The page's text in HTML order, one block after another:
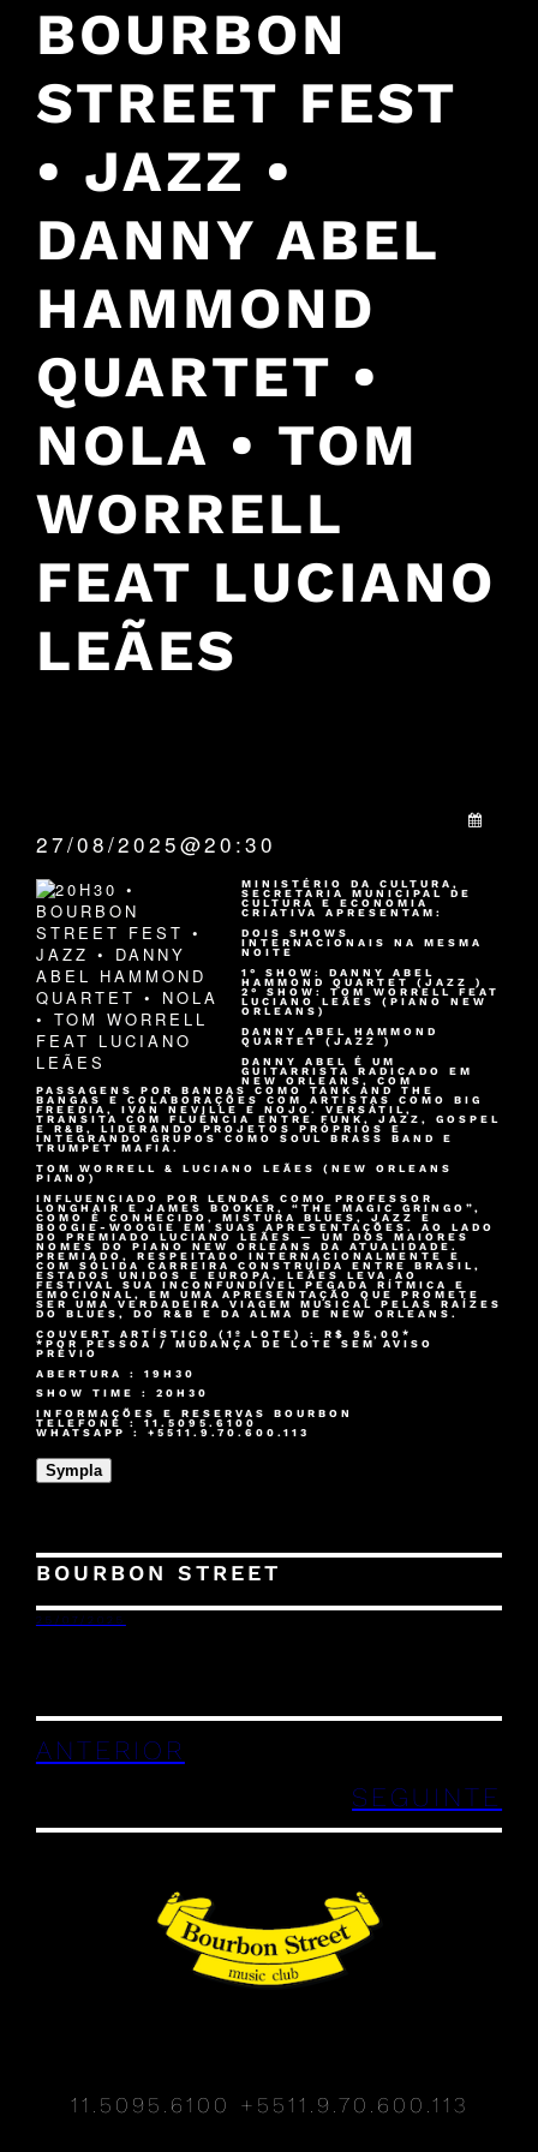
BOURBON
STREET FEST
• JAZZ •
DANNY ABEL
HAMMOND
QUARTET •
NOLA • TOM
WORRELL
FEAT LUCIANO
LEÃES
27/08/2025@20:30
MINISTÉRIO DA CULTURA,
SECRETARIA MUNICIPAL DE
CULTURA E ECONOMIA
CRIATIVA APRESENTAM:
DOIS SHOWS
INTERNACIONAIS NA MESMA
NOITE
1° SHOW: DANNY ABEL
HAMMOND QUARTET (JAZZ )
2° SHOW: TOM WORRELL FEAT
LUCIANO LEÃES (PIANO NEW
ORLEANS)
DANNY ABEL HAMMOND
QUARTET (JAZZ )
DANNY ABEL É UM
GUITARRISTA RADICADO EM
NEW ORLEANS, COM
PASSAGENS POR BANDAS COMO TANK AND THE
BANGAS E COLABORAÇÕES COM ARTISTAS COMO BIG
FREEDIA, IVAN NEVILLE E NOJO. VERSÁTIL,
TRANSITA COM FLUÊNCIA ENTRE FUNK, JAZZ, GOSPEL
E R&B, LIDERANDO PROJETOS PRÓPRIOS E
INTEGRANDO GRUPOS COMO SOUL BRASS BAND E
TRUMPET MAFIA.
TOM WORRELL & LUCIANO LEÃES (NEW ORLEANS
PIANO)
INFLUENCIADO POR LENDAS COMO PROFESSOR
LONGHAIR E JAMES BOOKER, “THE MAGIC GRINGO”,
COMO É CONHECIDO, MISTURA BLUES, JAZZ E
BOOGIE-WOOGIE EM SUAS APRESENTAÇÕES. AO LADO
DO PREMIADO LUCIANO LEÃES — UM DOS MAIORES
NOMES DO PIANO NEW ORLEANS DA ATUALIDADE.
PREMIADO, RESPEITADO INTERNACIONALMENTE E
COM SÓLIDA CARREIRA CONSTRUÍDA ENTRE BRASIL,
ESTADOS UNIDOS E EUROPA, LEÃES LEVA AO
FESTIVAL SUA INCONFUNDÍVEL PEGADA RÍTMICA E
EMOCIONAL, EM UMA APRESENTAÇÃO QUE PROMETE
SER UMA VERDADEIRA VIAGEM MUSICAL PELAS RAÍZES
DO BLUES, DO R&B E DA ALMA DE NEW ORLEANS.
COUVERT ARTÍSTICO (1º LOTE) : R$ 95,00*
*POR PESSOA / MUDANÇA DE LOTE SEM AVISO
PRÉVIO
ABERTURA : 19H30
SHOW TIME : 20H30
INFORMAÇÕES E RESERVAS BOURBON
TELEFONE : 11.5095.6100
WHATSAPP : +5511.9.70.600.113
Sympla
BOURBON STREET
25/07/2025
ANTERIOR
SEGUINTE
11.5095.6100 +5511.9.70.600.113